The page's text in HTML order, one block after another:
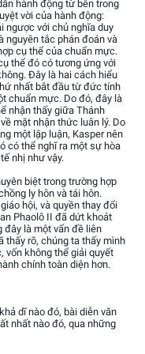
hành động từ bên trong
vời của hành động:
ngược với chủ nghĩa duy
nguyên tắc phán đoán và
cụ thể của chuẩn mực.
thể đó có tương ứng với
Đây là hai cách hiểu
nhất bắt đầu từ đức tính
chuẩn mực. Do đó, đây là
nhận thấy giữa Thánh
mặt nhận thức luân lý. Do
một lập luận, Kasper nên
có thể nghĩ ra một sự hòa
nhị như vậy.
biệt trong trường hợp
ly hôn và tái hôn.
hội, và quyền thay đổi
Phaolô II đã dứt khoát
đây là một vấn đề liên
thấy rõ, chúng ta thấy mình
vốn không thể giải quyết
chính toàn diện hơn.
dĩ nào đó, bài diễn văn
nhất nào đó, qua những